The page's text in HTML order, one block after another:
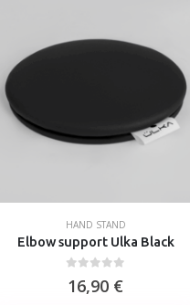
HAND STAND
Elbow support Ulka Black
16,90 €